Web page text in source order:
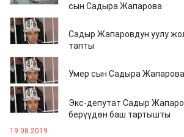
сын Садыра Жапарова
26.08.2019
Садыр Жапаровдун уулу
тапты
26.08.2019
Умер сын Садыра Жапарова
19.08.2019
Экс-депутат Садыр
берүүдөн баш тартышты
19.08.2019